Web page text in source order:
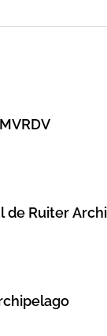
de Ruiter